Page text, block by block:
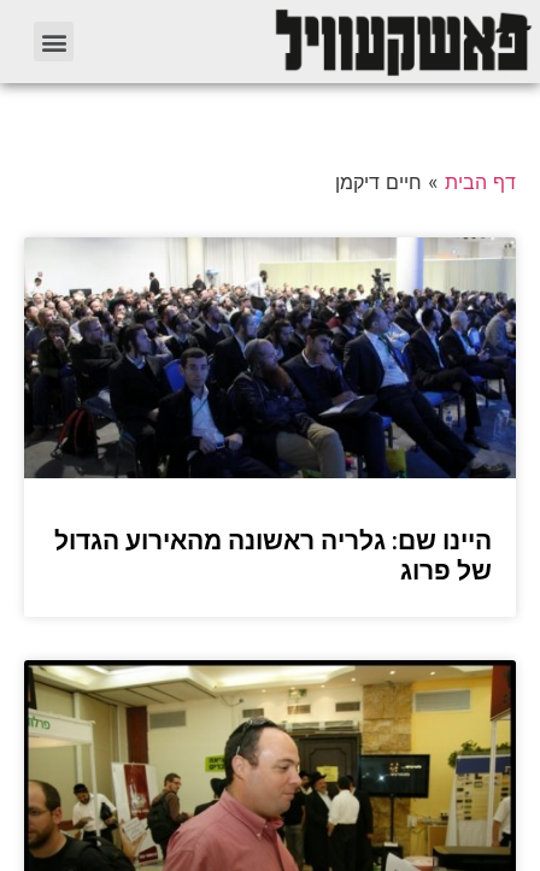
דף הבית » חיים דיקמן
היינו שם: גלריה ראשונה מהאירוע הגדול
של פרוג